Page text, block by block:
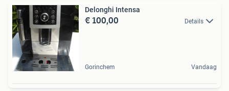
Delonghi Intensa
€ 100,00 Details
Gorinchem Vandaag